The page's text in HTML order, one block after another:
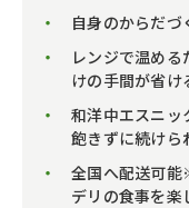
自身のからだ
レンジで温め
けの手間が省け
和洋中エスニ
飽きずに続けら
全国へ配送可
デリの食事を楽